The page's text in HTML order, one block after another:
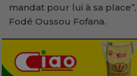
mandat pour lui à sa
Fodé Oussou Fofana.